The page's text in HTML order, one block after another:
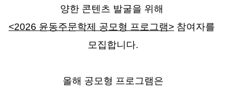
양한 콘텐츠 발굴을 위해
<2026 윤동주문학제 공모형 프로그램> 참여자를
모집합니다.
올해 공모형 프로그램은